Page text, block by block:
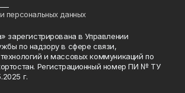
персональных данных
зарегистрирована в Управлении
по надзору в сфере связи,
и массовых коммуникаций по
Регистрационный номер ПИ № ТУ
г.